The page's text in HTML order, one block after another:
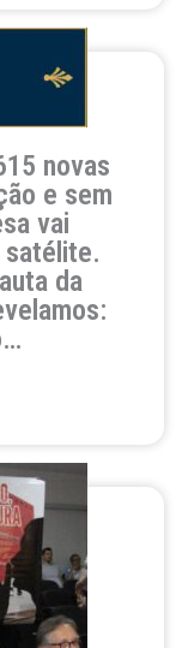
novas
e sem
vai
satélite.
da